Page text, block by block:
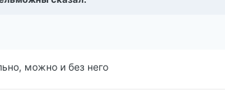
можно и без него